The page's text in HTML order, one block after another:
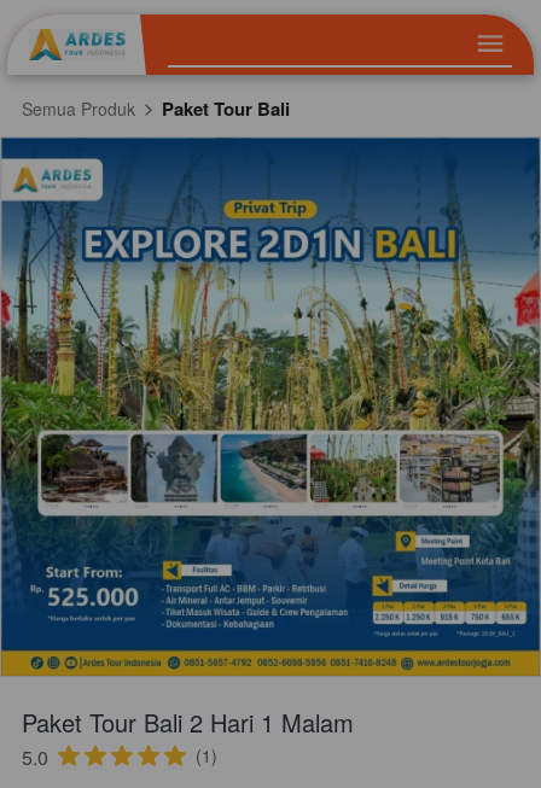
Semua Produk Paket Tour Bali
Paket Tour Bali 2 Hari 1 Malam
5.0 (1)